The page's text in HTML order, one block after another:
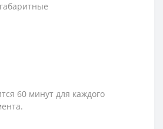
60 минут для каждого